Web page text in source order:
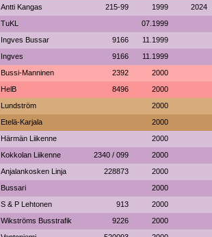
Antti Kangas 215-99 1999 2024
TuKL 07.1999
Ingves Bussar 9166 11.1999
Ingves 9166 11.1999
Bussi-Manninen 2392 2000
HelB 8496 2000
Lundström 2000
Etelä-Karjala 2000
Härmän Liikenne 2000
Kokkolan Liikenne 2340 / 099 2000
Anjalankosken Linja 228873 2000
Bussari 2000
S & P Lehtonen 913 2000
Wikströms Busstrafik 9226 2000